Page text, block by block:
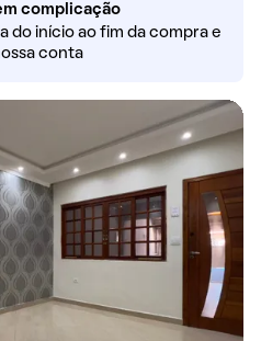
complicação
do início ao fim da compra e
conta